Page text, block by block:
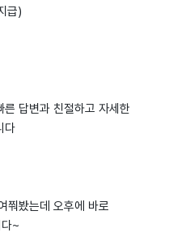
급)
답변과 친절하고 자세한
다
쭤봤는데 오후에 바로
~